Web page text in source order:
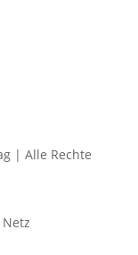
| Alle Rechte